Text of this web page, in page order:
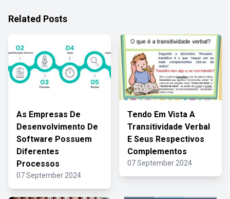
Related Posts
As Empresas De
Desenvolvimento De
Software Possuem
Diferentes
Processos
07 September 2024
Tendo Em Vista A
Transitividade Verbal
E Seus Respectivos
Complementos
07 September 2024